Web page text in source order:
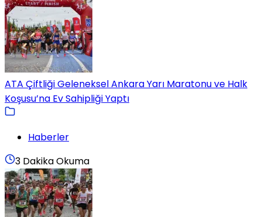
ATA Çiftliği Geleneksel Ankara Yarı Maratonu ve Halk
Koşusu’na Ev Sahipliği Yaptı
Haberler
3 Dakika Okuma